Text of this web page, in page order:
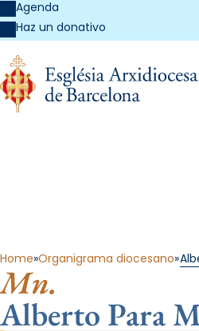
Agenda
Haz un donativo
Home Organigrama diocesano
Mn.
Alberto Para